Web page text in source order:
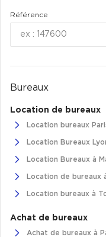
Référence
Bureaux
Location de bureaux
Location bureaux
Location Bureaux
Location Bureaux à
Location de bureaux
Location bureaux à
Achat de bureaux
Achat de bureaux à